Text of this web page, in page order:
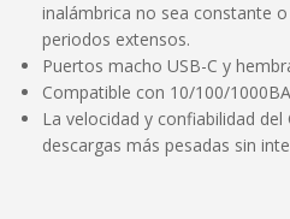
inalámbrica no sea constante
periodos extensos.
Puertos macho USB-C y
Compatible con 10/100/
La velocidad y confiabilidad
descargas más pesadas sin